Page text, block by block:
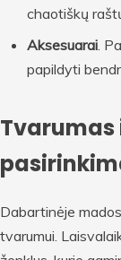
chaotiškų
Aksesuarai.
papildyti
Dabartinėje
tvarumui.